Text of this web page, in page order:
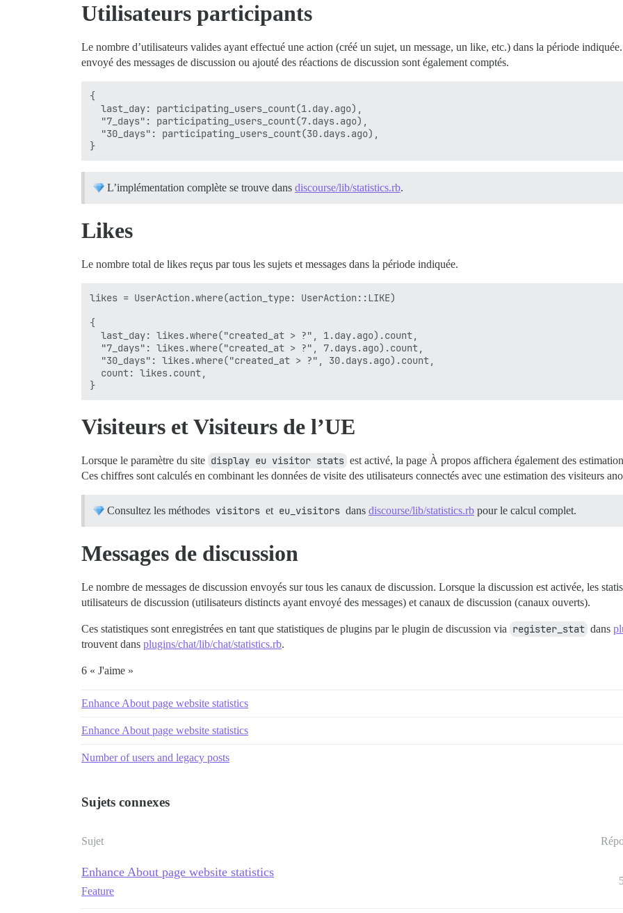
Utilisateurs participants
Le nombre d’utilisateurs valides ayant effectué une action (créé un sujet, un message, un like, etc.) dans la période
envoyé des messages de discussion ou ajouté des réactions de discussion sont également comptés.
{
  last_day: participating_users_count(1.day.ago),
  "7_days": participating_users_count(7.days.ago),
  "30_days": participating_users_count(30.days.ago),
L’implémentation complète se trouve dans discourse/lib/statistics.rb.
Likes
Le nombre total de likes reçus par tous les sujets et messages dans la période indiquée.
likes = UserAction.where(action_type: UserAction::LIKE)
{
  last_day: likes.where("created_at > ?", 1.day.ago).count,
  "7_days": likes.where("created_at > ?", 7.days.ago).count,
  "30_days": likes.where("created_at > ?", 30.days.ago).count,
  count: likes.count,
Visiteurs et Visiteurs de l’UE
Lorsque le paramètre du site display eu visitor stats est activé, la page À propos affichera également des
Ces chiffres sont calculés en combinant les données de visite des utilisateurs connectés avec une estimation des visiteurs
Consultez les méthodes visitors et eu_visitors dans discourse/lib/statistics.rb pour le calcul complet.
Messages de discussion
Le nombre de messages de discussion envoyés sur tous les canaux de discussion. Lorsque la discussion est activée, les
utilisateurs de discussion (utilisateurs distincts ayant envoyé des messages) et canaux de discussion (canaux ouverts).
Ces statistiques sont enregistrées en tant que statistiques de plugins par le plugin de discussion via register_stat dans
trouvent dans plugins/chat/lib/chat/statistics.rb.
6 « J'aime »
Enhance About page website statistics
Enhance About page website statistics
Number of users and legacy posts
Sujets connexes
Sujet
Enhance About page website statistics
Feature